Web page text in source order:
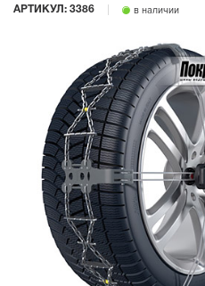
АРТИКУЛ: 3386 в наличии